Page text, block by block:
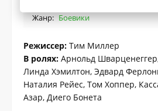
Жанр: Боевики
Режиссер: Тим Миллер
В ролях: Арнольд
Линда Хэмилтон, Эдвард
Наталия Рейес, Том Хоппер,
Азар, Диего Бонета